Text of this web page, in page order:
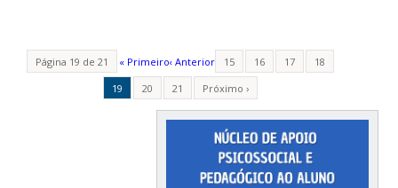
Página 19 de 21 « Primeiro‹ Anterior 15 16 17
18
19
20 21 Próximo ›